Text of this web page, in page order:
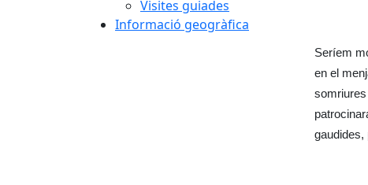
Visites guiades
Informació geogràfica
Seríem
en el
gaudides,